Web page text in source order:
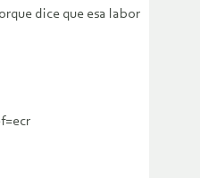
dice que esa labor